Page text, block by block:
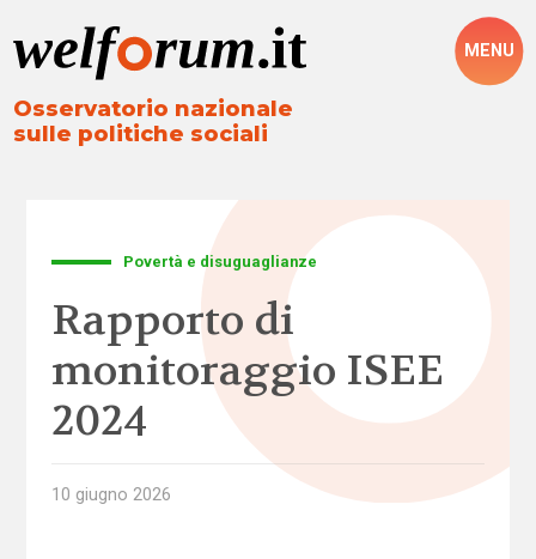
Osservatorio nazionale
sulle politiche sociali
MENU
Povertà e disuguaglianze
Rapporto di
monitoraggio ISEE
2024
10 giugno 2026